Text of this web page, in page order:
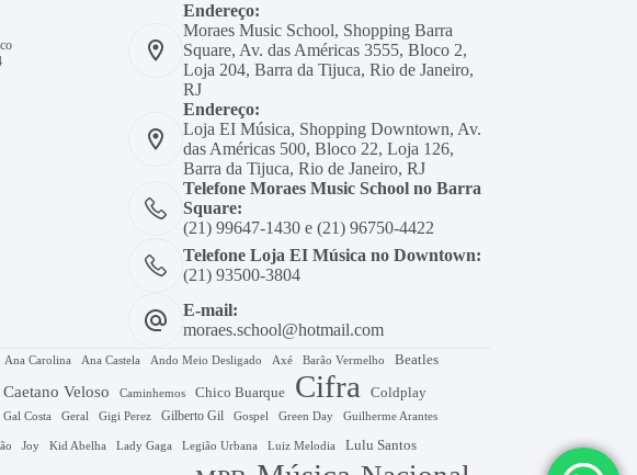
Endereço:
Moraes Music School, Shopping Barra
Square, Av. das Américas 3555, Bloco 2,
Loja 204, Barra da Tijuca, Rio de Janeiro,
RJ
Endereço:
Loja EI Música, Shopping Downtown, Av.
das Américas 500, Bloco 22, Loja 126,
Barra da Tijuca, Rio de Janeiro, RJ
Telefone Moraes Music School no Barra
Square:
(21) 99647-1430 e (21) 96750-4422
Telefone Loja EI Música no Downtown:
(21) 93500-3804
E-mail:
moraes.school@hotmail.com
Ana Carolina Ana Castela Ando Meio Desligado Axé Barão Vermelho Beatles
Caetano Veloso Caminhemos Chico Buarque Cifra Coldplay
Gal Costa Geral Gigi Perez Gilberto Gil Gospel Green Day Guilherme Arantes
Joy Kid Abelha Lady Gaga Legião Urbana Luiz Melodia Lulu Santos